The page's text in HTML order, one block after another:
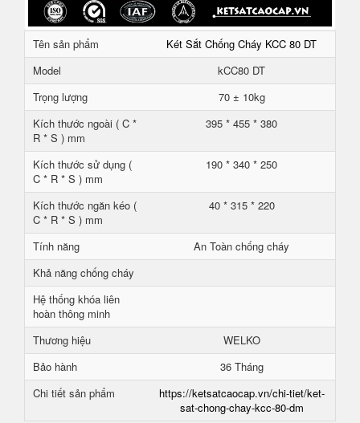
Tên sản phẩm
Két Sắt Chống Cháy KCC 80 DT
Model
kCC80 DT
Trọng lượng
70 ± 10kg
Kích thước ngoài ( C *
R * S ) mm
395 * 455 * 380
Kích thước sử dụng (
C * R * S ) mm
190 * 340 * 250
Kích thước ngăn kéo (
C * R * S ) mm
40 * 315 * 220
Tính năng
An Toàn chống cháy
Khả năng chống cháy
Hệ thống khóa liên
hoàn thông minh
Thương hiệu
WELKO
Bảo hành
36 Tháng
Chi tiết sản phẩm
https://ketsatcaocap.vn/chi-tiet/ket-
sat-chong-chay-kcc-80-dm